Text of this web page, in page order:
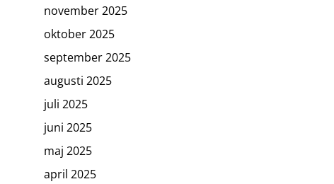
november 2025
oktober 2025
september 2025
augusti 2025
juli 2025
juni 2025
maj 2025
april 2025